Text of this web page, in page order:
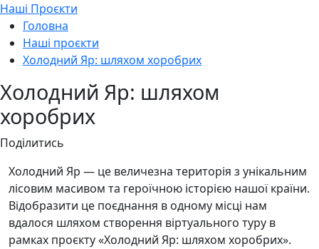
Наші Проєкти
Головна
Наші проєкти
Холодний Яр: шляхом хоробрих
Холодний Яр: шляхом
хоробрих
Поділитись
Холодний Яр — це величезна територія з унікальним
лісовим масивом та героїчною історією нашої країни.
Відобразити це поєднання в одному місці нам
вдалося шляхом створення віртуального туру в
рамках проєкту «Холодний Яр: шляхом хоробрих».